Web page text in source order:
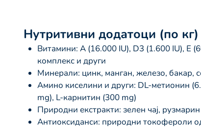
Нутритивни додатоци (по кг)
Витамини: A (16.000 IU), D3 (1.600 IU), E
комплекс и други
Минерали: цинк, манган, железо, бакар,
Амино киселини и други: DL-метионин
mg), L-карнитин (300 mg)
Природни екстракти: зелен чај, рузмарин
Антиоксиданси: природни токофероли